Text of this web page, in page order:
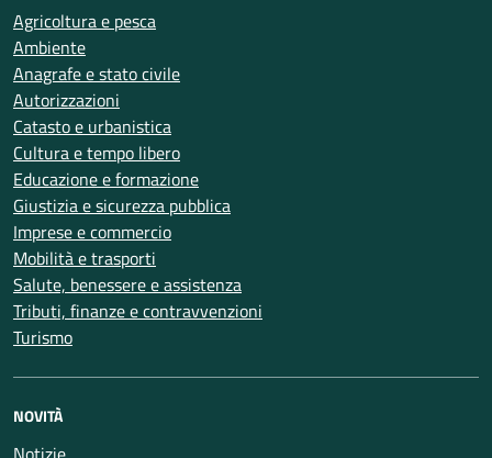
Agricoltura e pesca
Ambiente
Anagrafe e stato civile
Autorizzazioni
Catasto e urbanistica
Cultura e tempo libero
Educazione e formazione
Giustizia e sicurezza pubblica
Imprese e commercio
Mobilità e trasporti
Salute, benessere e assistenza
Tributi, finanze e contravvenzioni
Turismo
NOVITÀ